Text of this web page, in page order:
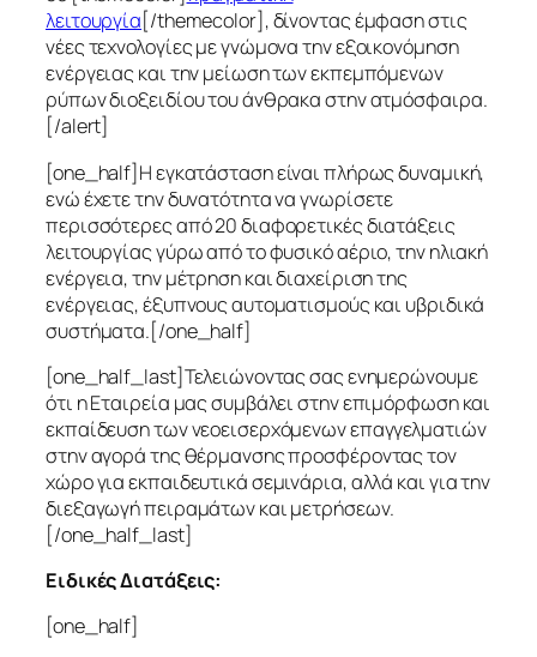
λειτουργία[/themecolor], δίνοντας έμφαση στις
νέες τεχνολογίες με γνώμονα την εξοικονόμηση
ενέργειας και την μείωση των εκπεμπόμενων
ρύπων διοξειδίου του άνθρακα στην ατμόσφαιρα.
[/alert]
[one_half]Η εγκατάσταση είναι πλήρως δυναμική,
ενώ έχετε την δυνατότητα να γνωρίσετε
περισσότερες από 20 διαφορετικές διατάξεις
λειτουργίας γύρω από το φυσικό αέριο, την ηλιακή
ενέργεια, την μέτρηση και διαχείριση της
ενέργειας, έξυπνους αυτοματισμούς και υβριδικά
συστήματα.[/one_half]
[one_half_last]Τελειώνοντας σας ενημερώνουμε
ότι η Εταιρεία μας συμβάλει στην επιμόρφωση και
εκπαίδευση των νεοεισερχόμενων επαγγελματιών
στην αγορά της θέρμανσης προσφέροντας τον
χώρο για εκπαιδευτικά σεμινάρια, αλλά και για την
διεξαγωγή πειραμάτων και μετρήσεων.
[/one_half_last]
Ειδικές Διατάξεις:
[one_half]